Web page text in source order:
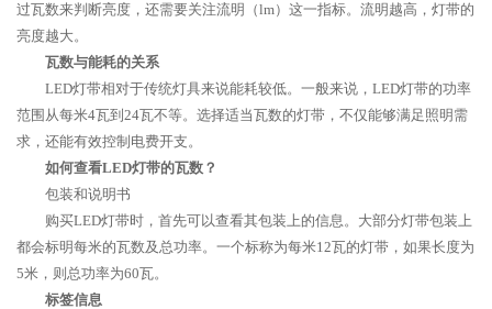
过瓦数来判断亮度，还需要关注流明（lm）这一指标。流明越高，灯带的
亮度越大。
瓦数与能耗的关系
LED灯带相对于传统灯具来说能耗较低。一般来说，LED灯带的功率
范围从每米4瓦到24瓦不等。选择适当瓦数的灯带，不仅能够满足照明需
求，还能有效控制电费开支。
如何查看LED灯带的瓦数？
包装和说明书
购买LED灯带时，首先可以查看其包装上的信息。大部分灯带包装上
都会标明每米的瓦数及总功率。一个标称为每米12瓦的灯带，如果长度为
5米，则总功率为60瓦。
标签信息